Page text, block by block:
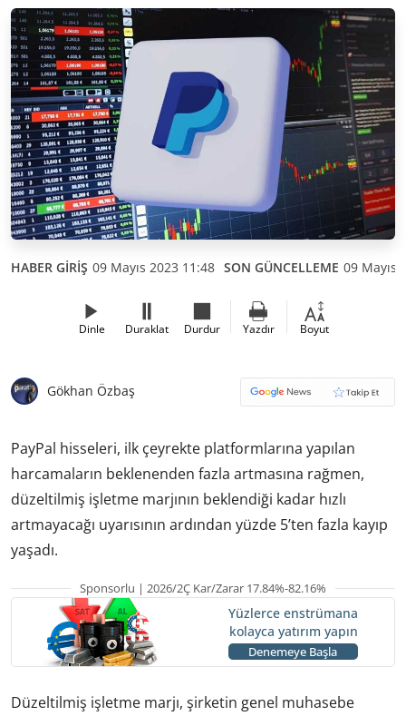
HABER GİRİŞ 09 Mayıs 2023 11:48 SON GÜNCELLEME 09 Mayıs
Dinle Duraklat Durdur Yazdır Boyut
Gökhan Özbaş
PayPal hisseleri, ilk çeyrekte platformlarına yapılan
harcamaların beklenenden fazla artmasına rağmen,
düzeltilmiş işletme marjının beklendiği kadar hızlı
artmayacağı uyarısının ardından yüzde 5’ten fazla kayıp
yaşadı.
Sponsorlu | 2026/2Ç Kar/Zarar 17.84%-82.16%
Yüzlerce enstrümana
kolayca yatırım yapın
Denemeye Başla
Düzeltilmiş işletme marjı, şirketin genel muhasebe